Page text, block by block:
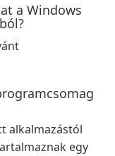
a Windows
alkalmazástól
egy